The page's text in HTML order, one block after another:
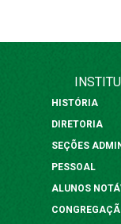
HISTÓRIA
DIRETORIA
SEÇÕES
PESSOAL
ALUNOS